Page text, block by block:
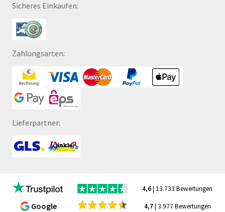
Sicheres Einkaufen:
Zahlungsarten:
Lieferpartner:
4,6| 13.733 Bewertungen
Google 4,7| 3.977 Bewertungen